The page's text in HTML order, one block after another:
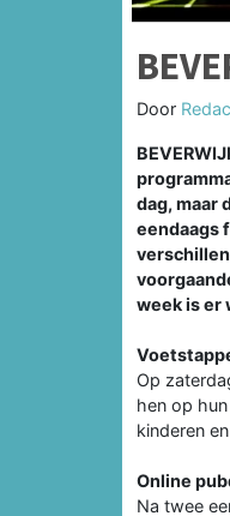
Door
dag, maar
eendaags
week is er
Op
hen op
kinderen
Online
Na twee